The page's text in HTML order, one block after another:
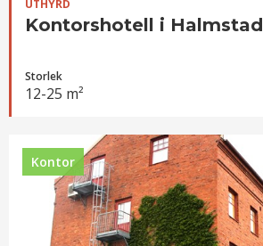
UTHYRD
Kontorshotell i Halmstad
Storlek
12-25 m²
Kontor